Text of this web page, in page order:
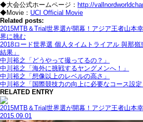
◆大会公式ホームページ： http://
◆Movie： UCI Official Movie
Related posts:
2015MTB＆Trial世界選が開幕！アジア王者山本
界に挑む
2018ロード世界選 個人タイムトライアル 與那
結果」
中川裕之「どうやって撮ってるの？」
中川裕之「海外に挑戦するヤングメンへ！」
中川裕之「想像以上のレベルの高さ」
中川裕之「国際競技力の向上に必要なコース設定
RELATED ENTRY
2015MTB＆Trial世界選が開幕！アジア王者山本
2015.09.01